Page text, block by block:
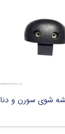
شوی سورن و دنا